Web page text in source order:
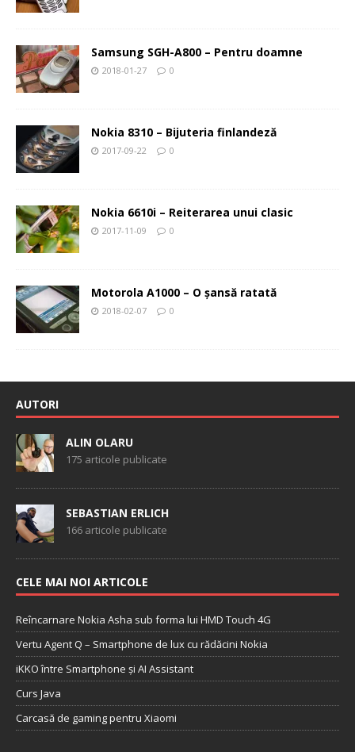
Samsung SGH-A800 – Pentru doamne
2018-01-27 0
Nokia 8310 – Bijuteria finlandeză
2017-09-22 0
Nokia 6610i – Reiterarea unui clasic
2017-11-09 0
Motorola A1000 – O şansă ratată
2018-02-07 0
AUTORI
ALIN OLARU
175 articole publicate
SEBASTIAN ERLICH
166 articole publicate
CELE MAI NOI ARTICOLE
Reîncarnare Nokia Asha sub forma lui HMD Touch 4G
Vertu Agent Q – Smartphone de lux cu rădăcini Nokia
iKKO între Smartphone și AI Assistant
Curs Java
Carcasă de gaming pentru Xiaomi